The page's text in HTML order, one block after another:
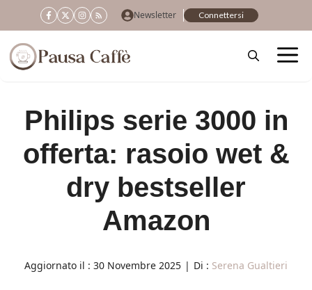
al
contenuto
Newsletter Connettersi
Philips serie 3000 in
offerta: rasoio wet &
dry bestseller
Amazon
Aggiornato il : 30 Novembre 2025 | Di : Serena Gualtieri